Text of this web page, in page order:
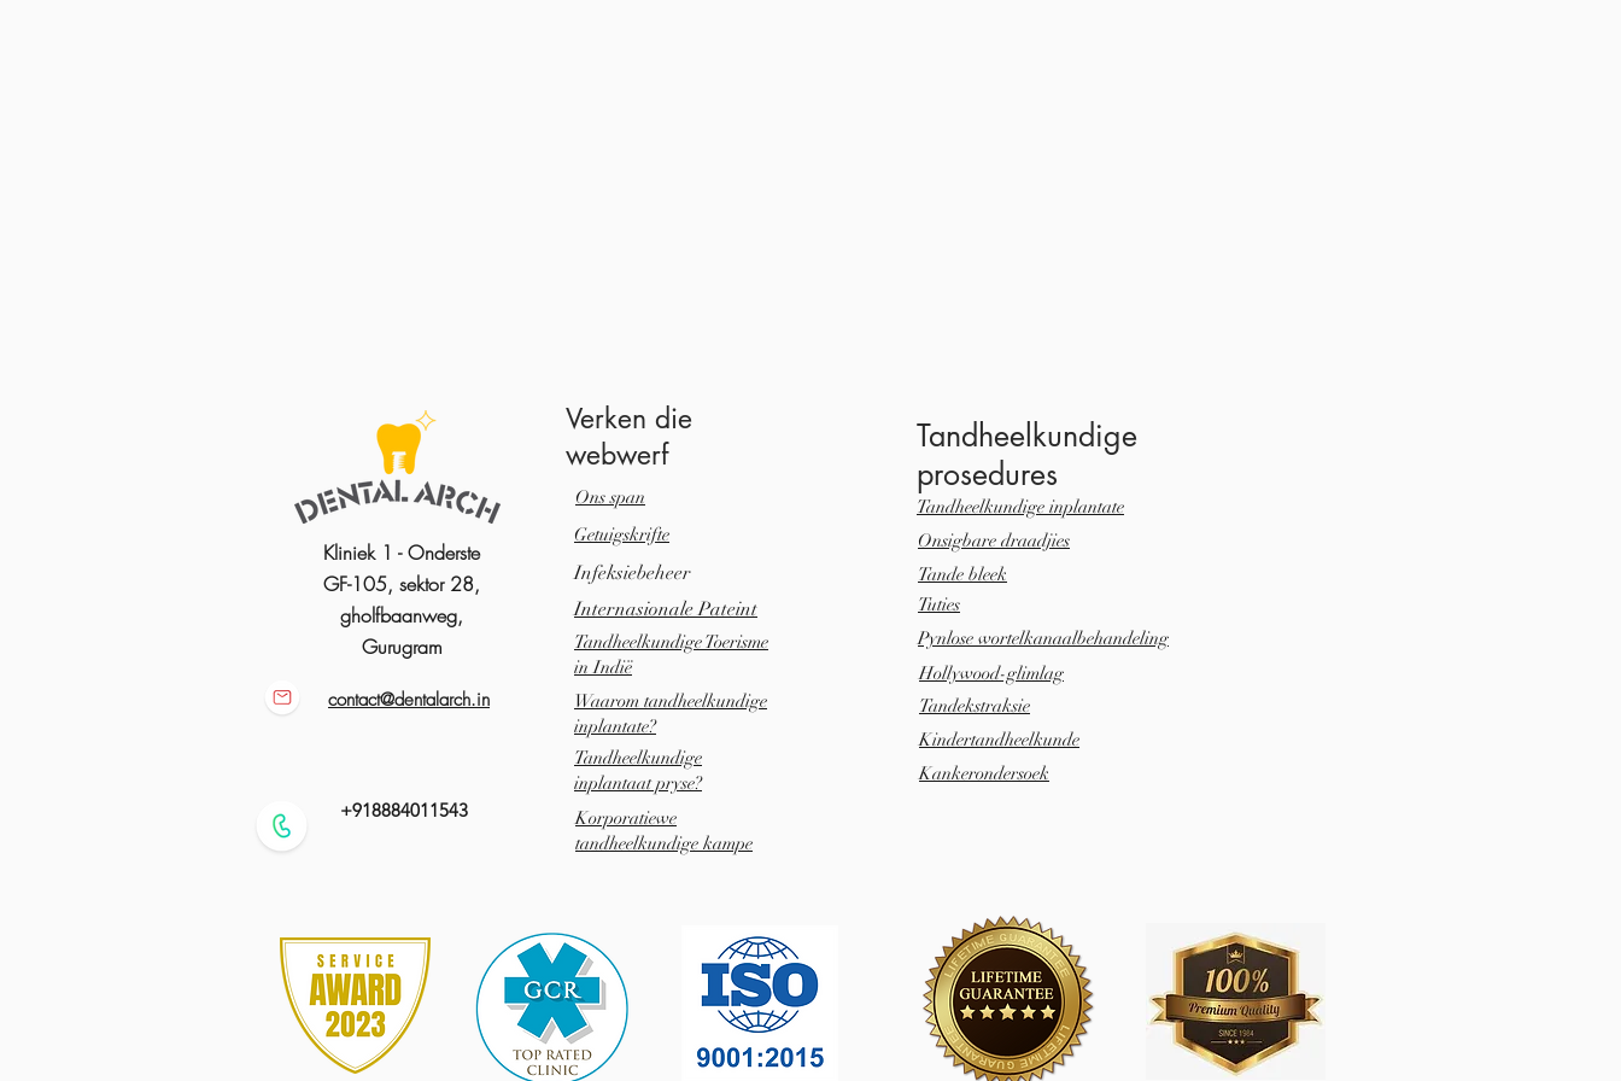
Kliniek 1 - Onderste
GF-105, sektor 28,
gholfbaanweg,
Gurugram
contact@dentalarch.in
+918884011543
Verken die
webwerf
Ons span
Getuigskrifte
Infeksiebeheer
Internasionale Pateint
Tandheelkundige Toerisme
in Indië
Waarom tandheelkundige
inplantate?
Tandheelkundige
inplantaat pryse?
Korporatiewe
tandheelkundige kampe
Tandheelkundige
prosedures
Tandheelkundige inplantate
Onsigbare draadjies
Tande bleek
Tuties
Pynlose wortelkanaalbehandeling
Hollywood-glimlag
Tandekstraksie
Kindertandheelkunde
Kankerondersoek